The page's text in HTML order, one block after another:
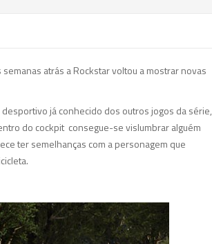
semanas atrás a Rockstar voltou a mostrar novas
já conhecido dos outros jogos da série,
do cockpit consegue-se vislumbrar alguém
ter semelhanças com a personagem que